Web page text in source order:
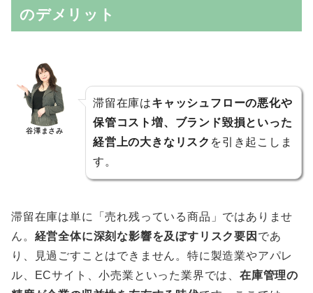
のデメリット
谷澤まさみ
滞留在庫はキャッシュフローの悪化や
保管コスト増、ブランド毀損といった
経営上の大きなリスク を引き起こしま
す。
滞留在庫は単に「売れ残っている商品」ではありませ
ん。 経営全体に深刻な影響を及ぼすリスク要因 であ
り、見過ごすことはできません。特に製造業やアパレ
ル、ECサイト、小売業といった業界では、 在庫管理の